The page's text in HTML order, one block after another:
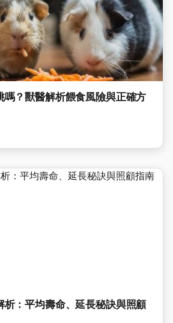
嗎？獸醫解析餵食風險與正確方
析：平均壽命、延長秘訣與照顧